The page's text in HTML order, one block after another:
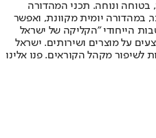
בטוחה ונוחה. תכני המהדורה
במהדורה יומית מקוונת, ואפשר
הייחודי "הקליקה של ישראל
על מוצרים ושירותים. ישראל
לשיפור מקהל הקוראים. פנו אלינו